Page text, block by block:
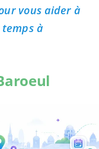
vous aider à
à